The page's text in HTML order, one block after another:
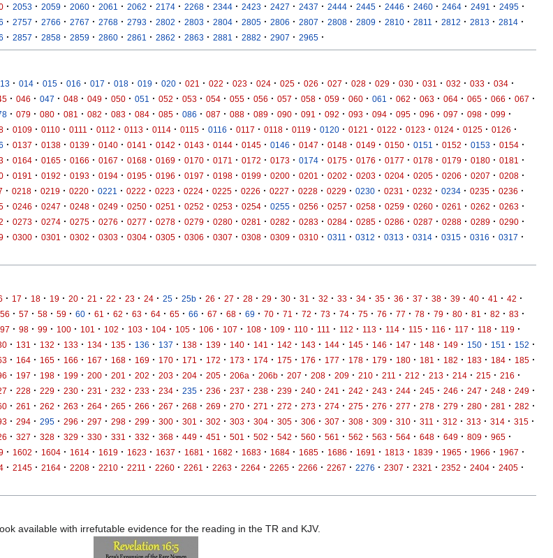
· 2053 · 2059 · 2060 · 2061 · 2062 · 2174 · 2268 · 2344 · 2423 · 2427 · 2437 · 2444 · 2445 · 2446 · 2460 · 2464 · 2491 · 2495 ·
· 2757 · 2766 · 2767 · 2768 · 2793 · 2802 · 2803 · 2804 · 2805 · 2806 · 2807 · 2808 · 2809 · 2810 · 2811 · 2812 · 2813 · 2814 ·
· 2857 · 2858 · 2859 · 2860 · 2861 · 2862 · 2863 · 2881 · 2882 · 2907 · 2965 ·
· 014 · 015 · 016 · 017 · 018 · 019 · 020 · 021 · 022 · 023 · 024 · 025 · 026 · 027 · 028 · 029 · 030 · 031 · 032 · 033 · 034 ·
· 046 · 047 · 048 · 049 · 050 · 051 · 052 · 053 · 054 · 055 · 056 · 057 · 058 · 059 · 060 · 061 · 062 · 063 · 064 · 065 · 066 · 067 ·
· 079 · 080 · 081 · 082 · 083 · 084 · 085 · 086 · 087 · 088 · 089 · 090 · 091 · 092 · 093 · 094 · 095 · 096 · 097 · 098 · 099 ·
· 0109 · 0110 · 0111 · 0112 · 0113 · 0114 · 0115 · 0116 · 0117 · 0118 · 0119 · 0120 · 0121 · 0122 · 0123 · 0124 · 0125 · 0126 ·
· 0137 · 0138 · 0139 · 0140 · 0141 · 0142 · 0143 · 0144 · 0145 · 0146 · 0147 · 0148 · 0149 · 0150 · 0151 · 0152 · 0153 · 0154 ·
· 0164 · 0165 · 0166 · 0167 · 0168 · 0169 · 0170 · 0171 · 0172 · 0173 · 0174 · 0175 · 0176 · 0177 · 0178 · 0179 · 0180 · 0181 ·
· 0191 · 0192 · 0193 · 0194 · 0195 · 0196 · 0197 · 0198 · 0199 · 0200 · 0201 · 0202 · 0203 · 0204 · 0205 · 0206 · 0207 · 0208 ·
· 0218 · 0219 · 0220 · 0221 · 0222 · 0223 · 0224 · 0225 · 0226 · 0227 · 0228 · 0229 · 0230 · 0231 · 0232 · 0234 · 0235 · 0236 ·
· 0246 · 0247 · 0248 · 0249 · 0250 · 0251 · 0252 · 0253 · 0254 · 0255 · 0256 · 0257 · 0258 · 0259 · 0260 · 0261 · 0262 · 0263 ·
· 0273 · 0274 · 0275 · 0276 · 0277 · 0278 · 0279 · 0280 · 0281 · 0282 · 0283 · 0284 · 0285 · 0286 · 0287 · 0288 · 0289 · 0290 ·
· 0300 · 0301 · 0302 · 0303 · 0304 · 0305 · 0306 · 0307 · 0308 · 0309 · 0310 · 0311 · 0312 · 0313 · 0314 · 0315 · 0316 · 0317 ·
· 17 · 18 · 19 · 20 · 21 · 22 · 23 · 24 · 25 · 25b · 26 · 27 · 28 · 29 · 30 · 31 · 32 · 33 · 34 · 35 · 36 · 37 · 38 · 39 · 40 · 41 · 42 ·
56 · 57 · 58 · 59 · 60 · 61 · 62 · 63 · 64 · 65 · 66 · 67 · 68 · 69 · 70 · 71 · 72 · 73 · 74 · 75 · 76 · 77 · 78 · 79 · 80 · 81 · 82 · 83 ·
97 · 98 · 99 · 100 · 101 · 102 · 103 · 104 · 105 · 106 · 107 · 108 · 109 · 110 · 111 · 112 · 113 · 114 · 115 · 116 · 117 · 118 · 119 ·
· 131 · 132 · 133 · 134 · 135 · 136 · 137 · 138 · 139 · 140 · 141 · 142 · 143 · 144 · 145 · 146 · 147 · 148 · 149 · 150 · 151 · 152 ·
· 164 · 165 · 166 · 167 · 168 · 169 · 170 · 171 · 172 · 173 · 174 · 175 · 176 · 177 · 178 · 179 · 180 · 181 · 182 · 183 · 184 · 185 ·
· 197 · 198 · 199 · 200 · 201 · 202 · 203 · 204 · 205 · 206a · 206b · 207 · 208 · 209 · 210 · 211 · 212 · 213 · 214 · 215 · 216 ·
· 228 · 229 · 230 · 231 · 232 · 233 · 234 · 235 · 236 · 237 · 238 · 239 · 240 · 241 · 242 · 243 · 244 · 245 · 246 · 247 · 248 · 249 ·
· 261 · 262 · 263 · 264 · 265 · 266 · 267 · 268 · 269 · 270 · 271 · 272 · 273 · 274 · 275 · 276 · 277 · 278 · 279 · 280 · 281 · 282 ·
· 294 · 295 · 296 · 297 · 298 · 299 · 300 · 301 · 302 · 303 · 304 · 305 · 306 · 307 · 308 · 309 · 310 · 311 · 312 · 313 · 314 · 315 ·
· 327 · 328 · 329 · 330 · 331 · 332 · 368 · 449 · 451 · 501 · 502 · 542 · 560 · 561 · 562 · 563 · 564 · 648 · 649 · 809 · 965 ·
· 1602 · 1604 · 1614 · 1619 · 1623 · 1637 · 1681 · 1682 · 1683 · 1684 · 1685 · 1686 · 1691 · 1813 · 1839 · 1965 · 1966 · 1967 ·
· 2145 · 2164 · 2208 · 2210 · 2211 · 2260 · 2261 · 2263 · 2264 · 2265 · 2266 · 2267 · 2276 · 2307 · 2321 · 2352 · 2404 · 2405 ·
available with irrefutable evidence for the reading in the TR and KJV.